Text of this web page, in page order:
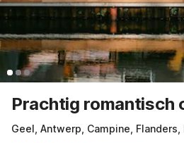
Prachtig romantisch
Geel, Antwerp, Campine, Flanders,